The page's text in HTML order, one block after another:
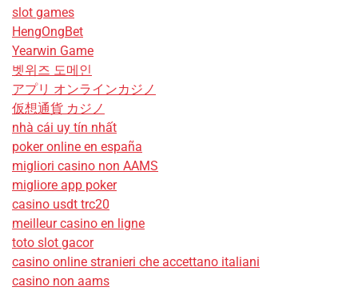
slot games
HengOngBet
Yearwin Game
벳위즈 도메인
アプリ オンラインカジノ
仮想通貨 カジノ
nhà cái uy tín nhất
poker online en españa
migliori casino non AAMS
migliore app poker
casino usdt trc20
meilleur casino en ligne
toto slot gacor
casino online stranieri che accettano italiani
casino non aams